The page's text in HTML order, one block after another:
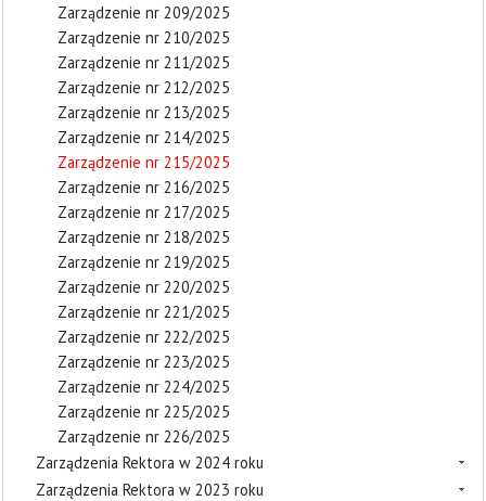
Zarządzenie nr 209/2025
Zarządzenie nr 210/2025
Zarządzenie nr 211/2025
Zarządzenie nr 212/2025
Zarządzenie nr 213/2025
Zarządzenie nr 214/2025
Zarządzenie nr 215/2025
Zarządzenie nr 216/2025
Zarządzenie nr 217/2025
Zarządzenie nr 218/2025
Zarządzenie nr 219/2025
Zarządzenie nr 220/2025
Zarządzenie nr 221/2025
Zarządzenie nr 222/2025
Zarządzenie nr 223/2025
Zarządzenie nr 224/2025
Zarządzenie nr 225/2025
Zarządzenie nr 226/2025
Zarządzenia Rektora w 2024 roku
Zarządzenia Rektora w 2023 roku